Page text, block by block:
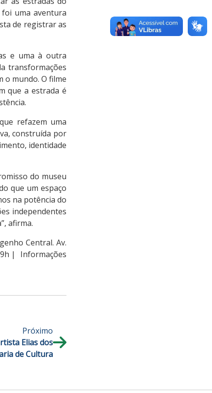
uma aventura
de registrar as
e uma à outra
transformações
o mundo. O filme
que a estrada é
refazem uma
construída por
identidade
do museu
que um espaço
na potência do
independentes
afirma.
Central. Av.
| Informações
Próximo
Elias dos
de Cultura